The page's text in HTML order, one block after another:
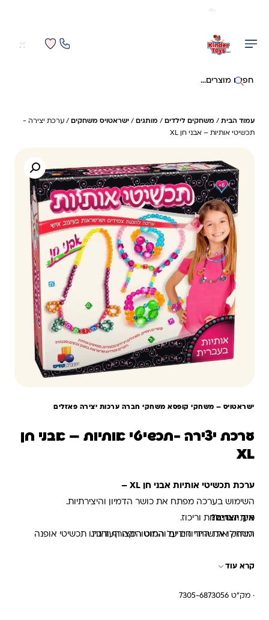
חיפוש באתר
עמוד הבית / משחקים לילדים / מותגים / ישראטויס משחקים / ערכת יצירה -
תכשיטי אותיות – אבני חן XL
ישראטויס – משחקי קופסא משחקי חברה ערכות יצירה פאזלים
ערכת יצירה -תכשיטי אותיות – אבני חן
XL
ערכת תכשיטי אותיות אבני חן XL –
השימוש בערכה מפתח את כושר הדמיון והיצירתיות.
מקנה סבלנות וריכוז.
ומחזק את שרירי הידיים והמוטוריקה העדינה.
איך יוצרים?
השחילו את החרוזים על החוט המצורף והכינו תכשיטי אופנה
קרא עוד
· מק"ט 7305-6873056